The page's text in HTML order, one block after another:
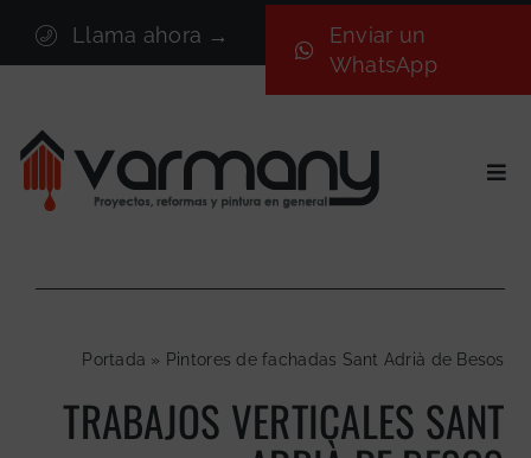
contenido
Llama ahora →
Enviar un
WhatsApp
Sectores
Proyectos
Nosotros
Portada » Pintores de fachadas Sant Adrià de Besos
TRABAJOS VERTICALES SANT